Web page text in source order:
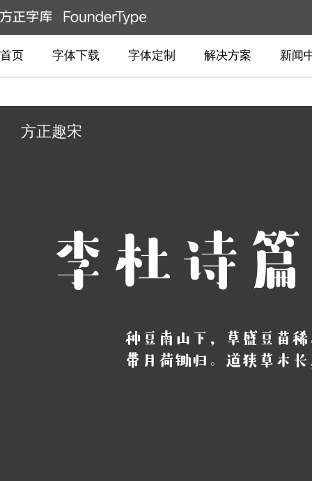
首页 字体下载 字体定制 解决方案 新闻
方正趣宋
李杜诗
种豆南山下，草盛豆苗
带月荷锄归。道狭草木